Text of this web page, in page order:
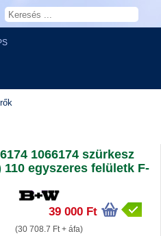
1066174 szürkesz
110 egyszeres felületk F-
39 000 Ft
(30 708.7 Ft + áfa)